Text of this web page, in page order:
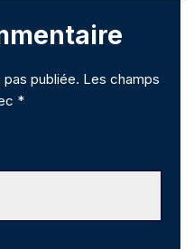
publiée. Les champs
*